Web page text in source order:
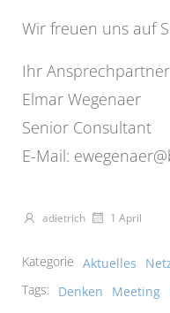
Wir freuen uns auf
Ihr Ansprechpartner
Elmar Wegenaer
Senior Consultant
E-Mail:
adietrich 1 April
Kategorie Aktuelles
Tags:
Denken Meeting